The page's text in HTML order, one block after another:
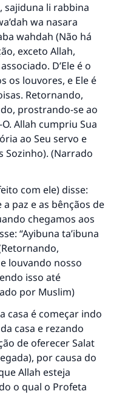
sajiduna li rabbina
wa nasara
wahdah (Não há
exceto Allah,
D’Ele é o
os louvores, e Ele é
Retornando,
prostrando-se ao
Allah cumpriu Sua
ao Seu servo e
(Narrado
com ele) disse:
paz e as bênçãos de
chegamos aos
“Ayibuna ta’ibuna
louvando nosso
isso até
por Muslim)
casa é começar indo
casa e rezando
de oferecer Salat
por causa do
Allah esteja
o qual o Profeta